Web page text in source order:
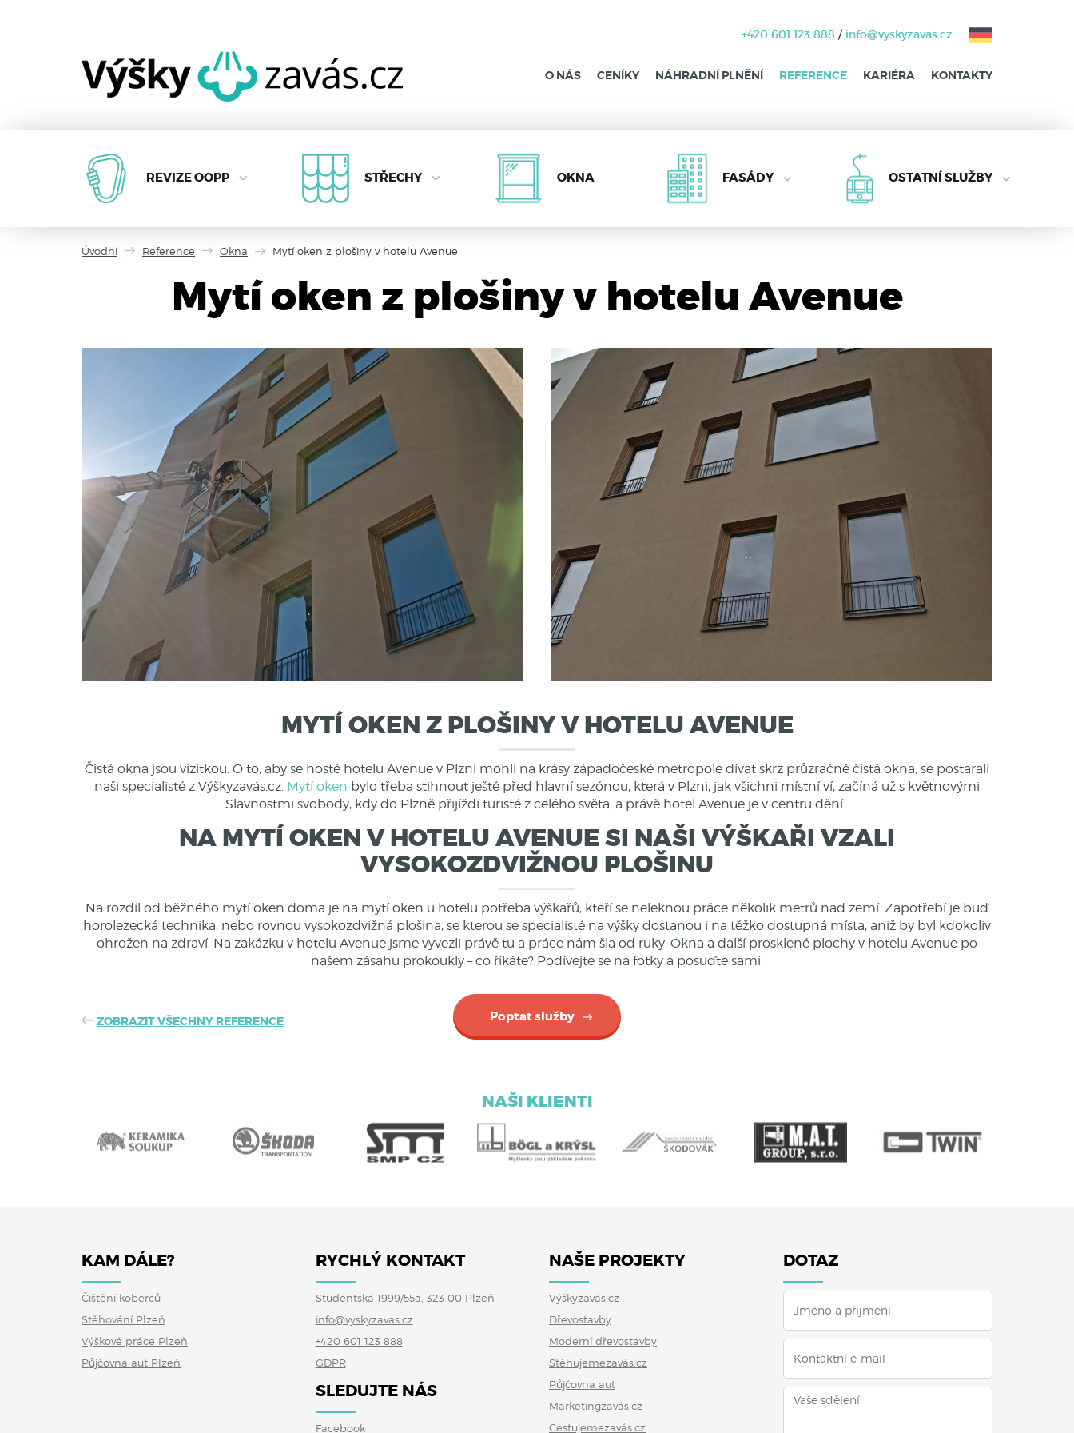
+420 601 123 888 / info@vyskyzavas.cz
O NÁS CENÍKY NÁHRADNÍ PLNĚNÍ REFERENCE KARIÉRA KONTAKTY
REVIZE OOPP STŘECHY OKNA FASÁDY OSTATNÍ SLUŽBY
Úvodní Reference Okna Mytí oken z plošiny v hotelu Avenue
Mytí oken z plošiny v hotelu Avenue
MYTÍ OKEN Z PLOŠINY V HOTELU AVENUE
Čistá okna jsou vizitkou . O to, aby se hosté hotelu Avenue v Plzni mohli na krásy západočeské metropole dívat skrz průzračně čistá okna, se postarali
naši specialisté z Výškyzavás.cz. Mytí oken bylo třeba stihnout ještě před hlavní sezónou, která v Plzni, jak všichni místní ví, začíná už s květnovými
Slavnostmi svobody, kdy do Plzně přijíždí turisté z celého světa, a právě hotel Avenue je v centru dění.
NA MYTÍ OKEN V HOTELU AVENUE SI NAŠI VÝŠKAŘI VZALI
VYSOKOZDVIŽNOU PLOŠINU
Na rozdíl od běžného mytí oken doma je na mytí oken u hotelu potřeba výškařů, kteří se neleknou práce několik metrů nad zemí. Zapotřebí je buď
horolezecká technika, nebo rovnou vysokozdvižná plošina, se kterou se specialisté na výšky dostanou i na těžko dostupná místa, aniž by byl kdokoliv
ohrožen na zdraví. Na zakázku v hotelu Avenue jsme vyvezli právě tu a práce nám šla od ruky. Okna a další prosklené plochy v hotelu Avenue po
našem zásahu prokoukly – co říkáte? Podívejte se na fotky a posuďte sami.
Poptat služby
ZOBRAZIT VŠECHNY REFERENCE
NAŠI KLIENTI
KAM DÁLE?
Čištění koberců
Stěhování Plzeň
Výškové práce Plzeň
Půjčovna aut Plzeň
RYCHLÝ KONTAKT
Studentská 1999/55a, 323 00 Plzeň
info@vyskyzavas.cz
+420 601 123 888
GDPR
SLEDUJTE NÁS
Facebook
NAŠE PROJEKTY
Výškyzavás.cz
Dřevostavby
Moderní dřevostavby
Stěhujemezavás.cz
Půjčovna aut
Marketingzavás.cz
Cestujemezavás.cz
DOTAZ